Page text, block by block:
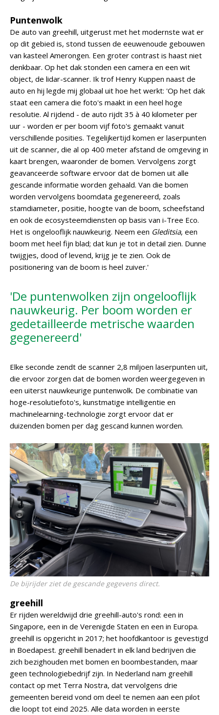
Puntenwolk
De auto van greehill, uitgerust met het modernste wat er
op dit gebied is, stond tussen de eeuwenoude gebouwen
van kasteel Amerongen. Een groter contrast is haast niet
denkbaar. Op het dak stonden een camera en een wit
object, de lidar-scanner. Ik trof Henry Kuppen naast de
auto en hij legde mij globaal uit hoe het werkt: 'Op het dak
staat een camera die foto's maakt in een heel hoge
resolutie. Al rijdend - de auto rijdt 35 à 40 kilometer per
uur - worden er per boom vijf foto's gemaakt vanuit
verschillende posities. Tegelijkertijd komen er laserpunten
uit de scanner, die al op 400 meter afstand de omgeving in
kaart brengen, waaronder de bomen. Vervolgens zorgt
geavanceerde software ervoor dat de bomen uit alle
gescande informatie worden gehaald. Van die bomen
worden vervolgens boomdata gegenereerd, zoals
stamdiameter, positie, hoogte van de boom, scheefstand
en ook de ecosysteemdiensten op basis van i-Tree Eco.
Het is ongelooflijk nauwkeurig. Neem een Gleditsia, een
boom met heel fijn blad; dat kun je tot in detail zien. Dunne
twijgjes, dood of levend, krijg je te zien. Ook de
positionering van de boom is heel zuiver.'
'De puntenwolken zijn ongelooflijk
nauwkeurig. Per boom worden er
gedetailleerde metrische waarden
gegenereerd'
Elke seconde zendt de scanner 2,8 miljoen laserpunten uit,
die ervoor zorgen dat de bomen worden weergegeven in
een uiterst nauwkeurige puntenwolk. De combinatie van
hoge-resolutiefoto's, kunstmatige intelligentie en
machinelearning-technologie zorgt ervoor dat er
duizenden bomen per dag gescand kunnen worden.
De bijrijder ziet de gescande gegevens direct.
greehill
Er rijden wereldwijd drie greehill-auto's rond: een in
Singapore, een in de Verenigde Staten en een in Europa.
greehill is opgericht in 2017; het hoofdkantoor is gevestigd
in Boedapest. greehill benadert in elk land bedrijven die
zich bezighouden met bomen en boombestanden, maar
geen technologiebedrijf zijn. In Nederland nam greehill
contact op met Terra Nostra, dat vervolgens drie
gemeenten bereid vond om deel te nemen aan een pilot
die loopt tot eind 2025. Alle data worden in eerste